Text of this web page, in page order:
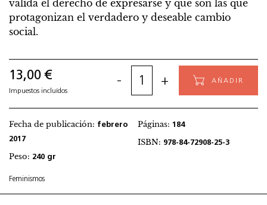
valida el derecho de expresarse y que son las que
protagonizan el verdadero y deseable cambio
social.
13,00 €
Impuestos incluídos
- + AÑADIR
Fecha de publicación: febrero
2017
Peso: 240 gr
Páginas: 184
ISBN: 978-84-72908-25-3
Feminismos